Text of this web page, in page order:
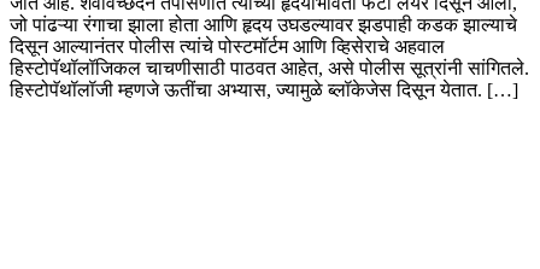
जो पांढऱ्या रंगाचा झाला होता आणि हृदय उघडल्यावर झडपाही कडक झाल्याचे
दिसून आल्यानंतर पोलीस त्यांचे पोस्टमॉर्टम आणि व्हिसेराचे अहवाल
हिस्टोपॅथॉलॉजिकल चाचणीसाठी पाठवत आहेत, असे पोलीस सूत्रांनी सांगितले.
हिस्टोपॅथॉलॉजी म्हणजे ऊतींचा अभ्यास, ज्यामुळे ब्लॉकेजेस दिसून येतात. […]